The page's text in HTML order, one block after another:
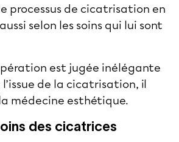
processus de cicatrisation en
selon les soins qui lui sont
est jugée inélégante
de la cicatrisation, il
médecine esthétique.
des cicatrices